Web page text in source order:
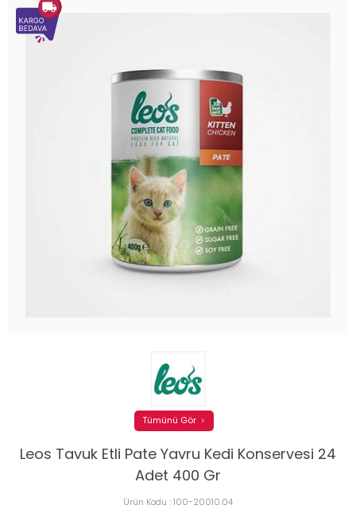
Leos Tavuk Etli Pate Yavru Kedi Konservesi 24
Adet 400 Gr
Ürün Kodu :100-20010.04
Tümünü Gör